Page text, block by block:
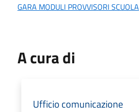
GARA MODULI PROVVISORI SCUOLA
A cura di
Ufficio comunicazione